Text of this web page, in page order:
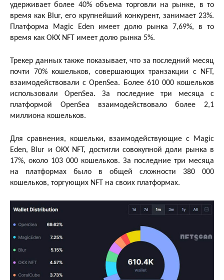
удерживает более 40% объема торговли на рынке, в то
время как Blur, его крупнейший конкурент, занимает 23%.
Платформа Magic Eden имеет долю рынка 7,69%, в то
время как OKX NFT имеет долю рынка 5%.
Трекер данных также показывает, что за последний месяц
почти 70% кошельков, совершающих транзакции с NFT,
взаимодействовали с OpenSea. Более 610 000 кошельков
использовали OpenSea. За последние три месяца с
платформой OpenSea взаимодействовало более 2,1
миллиона кошельков.
Для сравнения, кошельки, взаимодействующие с Magic
Eden, Blur и OKX NFT, достигли совокупной доли рынка в
17%, около 103 000 кошельков. За последние три месяца
на платформах было в общей сложности 380 000
кошельков, торгующих NFT на своих платформах.